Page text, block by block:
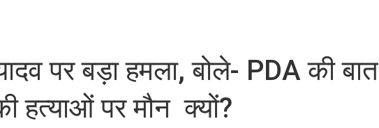
पर बड़ा हमला, बोले- PDA की बात
हत्याओं पर मौन क्यों?